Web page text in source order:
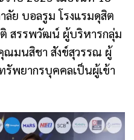
ย บอลรูม โรงแรมดุสิต
สรรพวัฒน์ ผู้บริหารกลุ่ม
ณมนสิชา สังข์สุวรรณ ผู้
รัพยากรบุคคลเป็นผู้เข้า